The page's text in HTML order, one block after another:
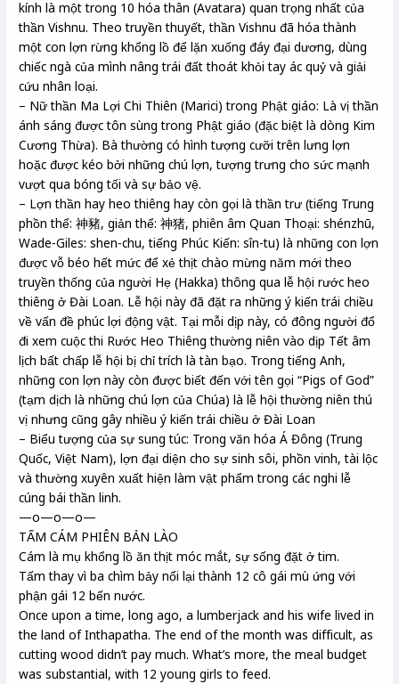
kính là một trong 10 hóa thân (Avatara) quan trọng nhất của
thần Vishnu. Theo truyền thuyết, thần Vishnu đã hóa thành
một con lợn rừng khổng lồ để lặn xuống đáy đại dương, dùng
chiếc ngà của mình nâng trái đất thoát khỏi tay ác quỷ và giải
cứu nhân loại.
– Nữ thần Ma Lợi Chi Thiên (Marici) trong Phật giáo: Là vị thần
ánh sáng được tôn sùng trong Phật giáo (đặc biệt là dòng Kim
Cương Thừa). Bà thường có hình tượng cưỡi trên lưng lợn
hoặc được kéo bởi những chú lợn, tượng trưng cho sức mạnh
vượt qua bóng tối và sự bảo vệ.
– Lợn thần hay heo thiêng hay còn gọi là thần trư (tiếng Trung
phồn thể: 神豬, giản thể: 神猪, phiên âm Quan Thoại: shénzhū,
Wade-Giles: shen-chu, tiếng Phúc Kiến: sîn-tu) là những con lợn
được vỗ béo hết mức để xẻ thịt chào mừng năm mới theo
truyền thống của người Hẹ (Hakka) thông qua lễ hội rước heo
thiêng ở Đài Loan. Lễ hội này đã đặt ra những ý kiến trái chiều
về vấn đề phúc lợi động vật. Tại mỗi dịp này, có đông người đổ
đi xem cuộc thi Rước Heo Thiêng thường niên vào dịp Tết âm
lịch bất chấp lễ hội bị chỉ trích là tàn bạo. Trong tiếng Anh,
những con lợn này còn được biết đến với tên gọi “Pigs of God”
(tạm dịch là những chú lợn của Chúa) là lễ hội thường niên thú
vị nhưng cũng gây nhiều ý kiến trái chiều ở Đài Loan
– Biểu tượng của sự sung túc: Trong văn hóa Á Đông (Trung
Quốc, Việt Nam), lợn đại diện cho sự sinh sôi, phồn vinh, tài lộc
và thường xuyên xuất hiện làm vật phẩm trong các nghi lễ
cúng bái thần linh.
—o—o—o—
TẤM CÁM PHIÊN BẢN LÀO
Cám là mụ khổng lồ ăn thịt móc mắt, sự sống đặt ở tim.
Tấm thay vì ba chìm bảy nổi lại thành 12 cô gái mù ứng với
phận gái 12 bến nước.
Once upon a time, long ago, a lumberjack and his wife lived in
the land of Inthapatha. The end of the month was difficult, as
cutting wood didn’t pay much. What’s more, the meal budget
was substantial, with 12 young girls to feed.